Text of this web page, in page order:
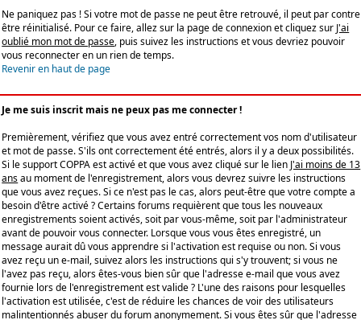
Ne paniquez pas ! Si votre mot de passe ne peut être retrouvé, il peut par contre
être réinitialisé. Pour ce faire, allez sur la page de connexion et cliquez sur J'ai
oublié mon mot de passe, puis suivez les instructions et vous devriez pouvoir
vous reconnecter en un rien de temps.
Revenir en haut de page
Je me suis inscrit mais ne peux pas me connecter !
Premièrement, vérifiez que vous avez entré correctement vos nom d'utilisateur
et mot de passe. S'ils ont correctement été entrés, alors il y a deux possibilités.
Si le support COPPA est activé et que vous avez cliqué sur le lien J'ai moins de 13
ansau moment de l'enregistrement, alors vous devrez suivre les instructions
que vous avez reçues. Si ce n'est pas le cas, alors peut-être que votre compte a
besoin d'être activé ? Certains forums requièrent que tous les nouveaux
enregistrements soient activés, soit par vous-même, soit par l'administrateur
avant de pouvoir vous connecter. Lorsque vous vous êtes enregistré, un
message aurait dû vous apprendre si l'activation est requise ou non. Si vous
avez reçu un e-mail, suivez alors les instructions qui s'y trouvent; si vous ne
l'avez pas reçu, alors êtes-vous bien sûr que l'adresse e-mail que vous avez
fournie lors de l'enregistrement est valide ? L'une des raisons pour lesquelles
l'activation est utilisée, c'est de réduire les chances de voir des utilisateurs
malintentionnés abuser du forum anonymement. Si vous êtes sûr que l'adresse